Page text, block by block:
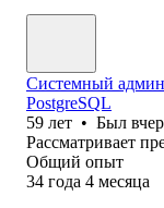
Системный
PostgreSQL
59 лет • Был
Рассматривает
Общий опыт
34 года 4 месяца